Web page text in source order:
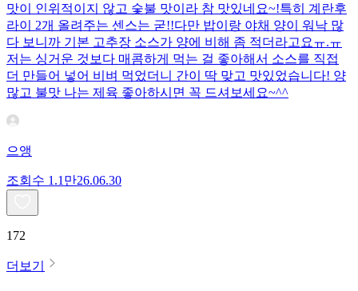
맛이 인위적이지 않고 숯불 맛이라 참 맛있네요~!특히 계란후
라이 2개 올려주는 센스는 굳!! ​다만 밥이랑 야채 양이 워낙 많
다 보니까 기본 고추장 소스가 양에 비해 좀 적더라고요ㅠ.ㅠ
저는 싱거운 것보다 매콤하게 먹는 걸 좋아해서 소스를 직접
더 만들어 넣어 비벼 먹었더니 간이 딱 맞고 맛있었습니다! 양
많고 불맛 나는 제육 좋아하시면 꼭 드셔보세요~^^
으앵
조회수 1.1만26.06.30
172
더보기